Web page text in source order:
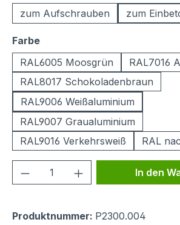
zum Aufschrauben
zum
Farbeauswählen
RAL6005 Moosgrün
RAL7016
RAL8017 Schokoladenbraun
RAL9006 Weißaluminium
RAL9007 Graualuminium
RAL9016 Verkehrsweiß
RAL
Produkt Anzahl: GibIn den
Produktnummer: P2300.004